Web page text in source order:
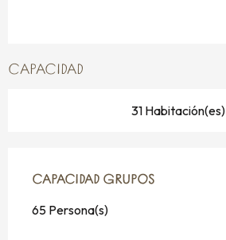
CAPACIDAD
31 Habitación(es)
CAPACIDAD GRUPOS
CAPACIDAD GRUPOS
65 Persona(s)